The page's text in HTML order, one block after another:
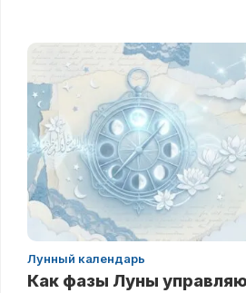
Лунный календарь
Как фазы Луны